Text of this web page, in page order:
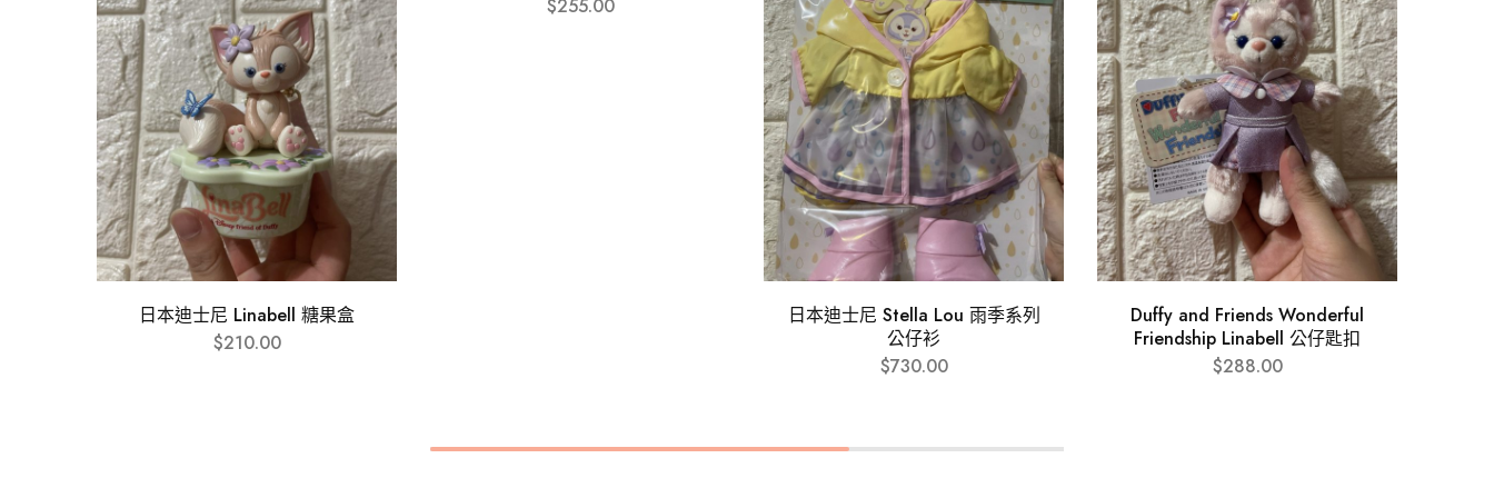
日本迪士尼 Linabell 糖果盒
$210.00
$255.00
日本迪士尼 Stella Lou 雨季系列
公仔衫
$730.00
Duffy and Friends Wonderful
Friendship Linabell 公仔匙扣
$288.00